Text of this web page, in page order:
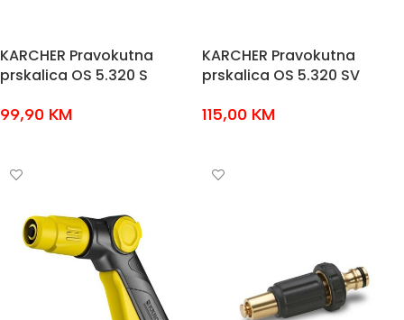
KARCHER Pravokutna
prskalica OS 5.320 S
99,90 KM
KARCHER Pravokutna
prskalica OS 5.320 SV
115,00 KM